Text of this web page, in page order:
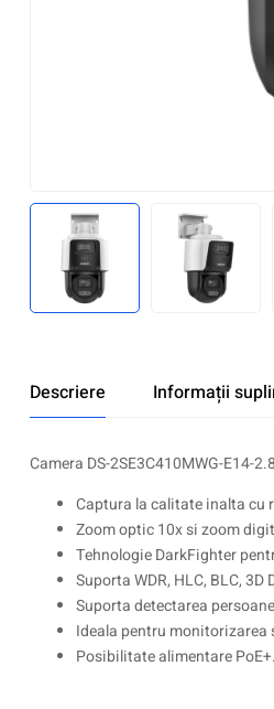
Descriere Informații
Camera DS-2SE3C410MWG-E14-
Captura la calitate inalta cu
Zoom optic 10x si zoom
Tehnologie DarkFighter
Suporta WDR, HLC, BLC,
Suporta detectarea
Ideala pentru
Posibilitate alimentare PoE+.